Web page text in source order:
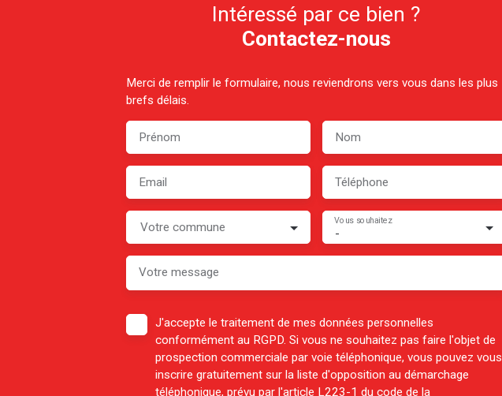
Intéressé par ce bien ?
Contactez-nous
Merci de remplir le formulaire, nous reviendrons vers vous dans les plus
brefs délais.
Prénom Nom
Email Téléphone
Votre commune -
Vous souhaitez
Votre message
J'accepte le traitement de mes données personnelles
conformément au RGPD. Si vous ne souhaitez pas faire l'objet de
prospection commerciale par voie téléphonique, vous pouvez vous
inscrire gratuitement sur la liste d'opposition au démarchage
téléphonique, prévu par l'article L223-1 du code de la